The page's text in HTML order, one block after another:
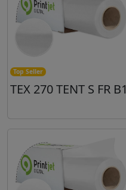
Top Seller
TEX 270 TENT S FR B1